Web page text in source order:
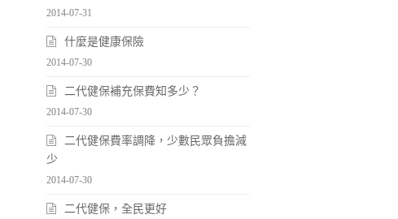
2014-07-31
什麼是健康保險
2014-07-30
二代健保補充保費知多少？
2014-07-30
二代健保費率調降，少數民眾負擔減
少
2014-07-30
二代健保，全民更好